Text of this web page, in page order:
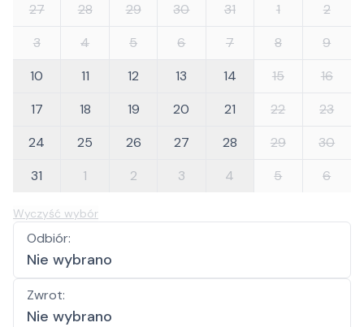
27 28 29 30 31 1
2
3
4 5 6 7 8
9
10
11 12 13 14 15
16
17
18 19 20 21 22
23
24
25 26 27 28 29
30
31
1 2 3 4 5 6
Wyczyść wybór
Odbiór:
Nie wybrano
Zwrot:
Nie wybrano